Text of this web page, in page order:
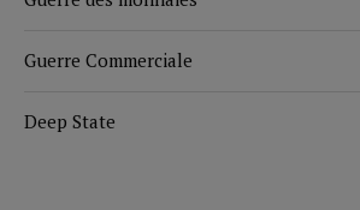
Guerre Commerciale
Deep State